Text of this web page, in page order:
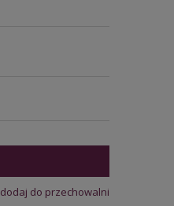
dodaj do przechowalni